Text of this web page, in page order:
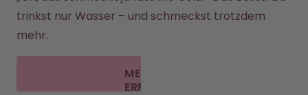
trinkst nur Wasser – und schmeckst trotzdem
mehr.
MEHR
ERFAHREN